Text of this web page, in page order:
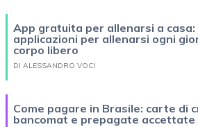
App gratuita per allenarsi a casa:
applicazioni per allenarsi ogni
corpo libero
DI ALESSANDRO VOCI
Come pagare in Brasile: carte di
bancomat e prepagate accettate